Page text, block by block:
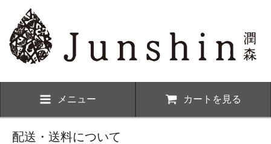
メニュー カートを見る
配送・送料について